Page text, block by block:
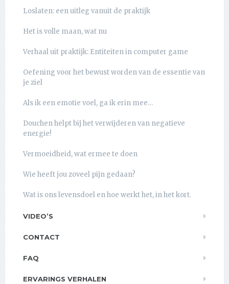
Loslaten: een uitleg vanuit de praktijk
Het is volle maan, wat nu
Verhaal uit praktijk: Entiteiten in computer game
Oefening voor het bewust worden van de essentie van
je ziel
Als ik een emotie voel, ga ik erin mee…
Douchen helpt bij het verwijderen van negatieve
energie!
Vermoeidheid, wat ermee te doen
Wie heeft jou zoveel pijn gedaan?
Wat is ons levensdoel en hoe werkt het, in het kort.
VIDEO’S
CONTACT
FAQ
ERVARINGS VERHALEN